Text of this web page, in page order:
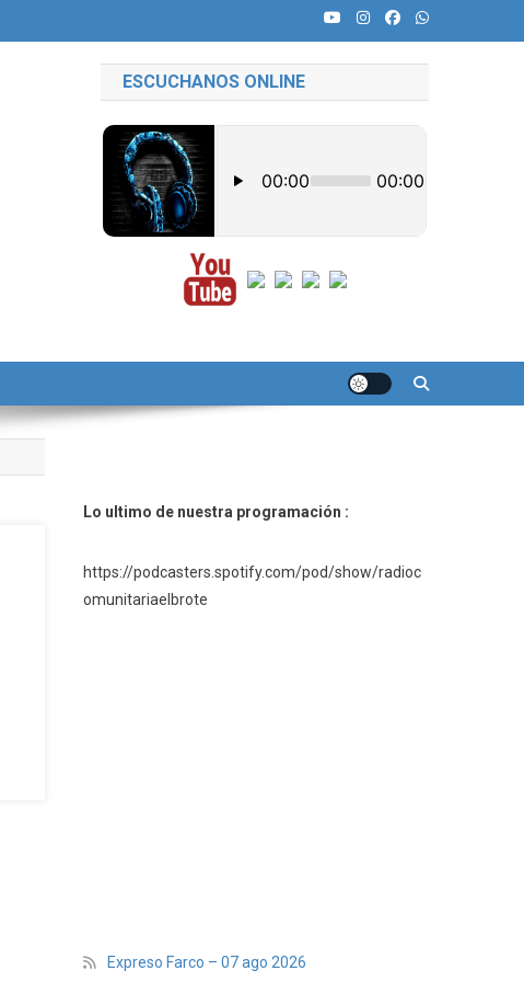
ESCUCHANOS ONLINE
Lo ultimo de nuestra programación :
https://podcasters.spotify.com/pod/show/radioc
omunitariaelbrote
Expreso Farco – 07 ago 2026